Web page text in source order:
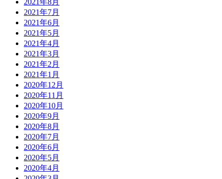
2021年8月
2021年7月
2021年6月
2021年5月
2021年4月
2021年3月
2021年2月
2021年1月
2020年12月
2020年11月
2020年10月
2020年9月
2020年8月
2020年7月
2020年6月
2020年5月
2020年4月